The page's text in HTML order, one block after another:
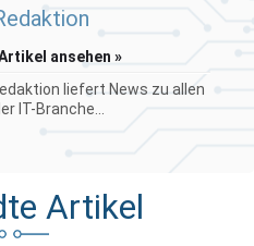
ansehen »
liefert News zu allen
IT-Branche...
Artikel